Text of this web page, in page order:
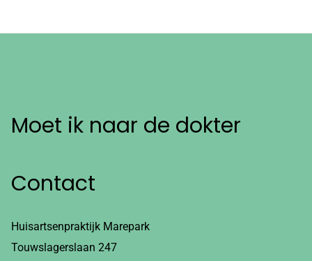
Moet ik naar de dokter
Contact
Huisartsenpraktijk Marepark
Touwslagerslaan 247